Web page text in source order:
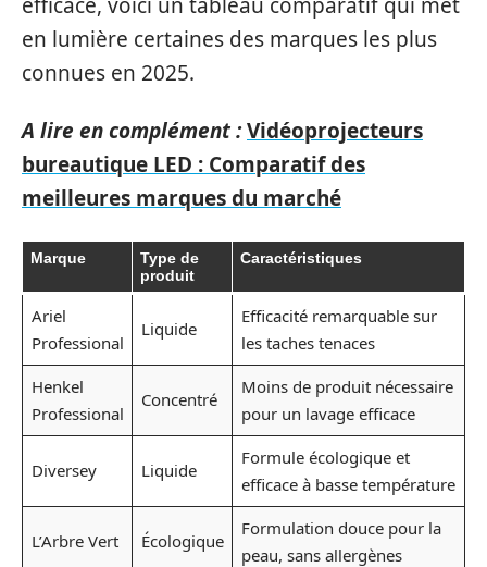
en lumière certaines des marques les plus
connues en 2025.
A lire en complément :Vidéoprojecteurs
bureautique LED : Comparatif des
meilleures marques du marché
Marque
Type de
produit
Caractéristiques
Ariel
Professional
Liquide
Efficacité remarquable sur
les taches tenaces
Henkel
Professional
Concentré
Moins de produit nécessaire
pour un lavage efficace
Diversey Liquide
Formule écologique et
efficace à basse température
L’Arbre Vert Écologique
Formulation douce pour la
peau, sans allergènes